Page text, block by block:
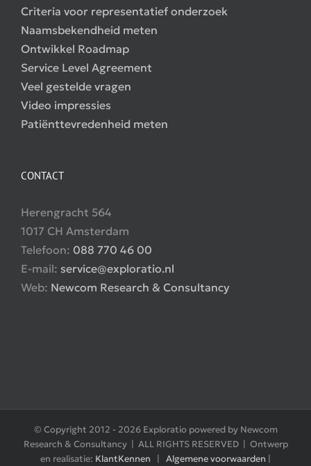
Criteria voor representatief onderzoek
Naamsbekendheid meten
Ontwikkel Roadmap
Service Level Agreement
Veel gestelde vragen
Video impressies
Patiënttevredenheid meten
CONTACT
Herengracht 564
1017 CH Amsterdam
Telefoon: 088 770 46 00
E-mail: service@exploratio.nl
Web: Newcom Research & Consultancy
© Copyright 2012 - 2026 Exploratio powered by Newcom
Research & Consultancy | ALL RIGHTS RESERVED | Ontwerp
en realisatie: KlantKennen | Algemene voorwaarden |